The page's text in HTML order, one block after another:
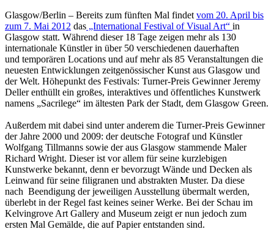
Glasgow/Berlin – Bereits zum fünften Mal findet vom 20. April bis
zum 7. Mai 2012 das „International Festival of Visual Art“ in
Glasgow statt. Während dieser 18 Tage zeigen mehr als 130
internationale Künstler in über 50 verschiedenen dauerhaften
und temporären Locations und auf mehr als 85 Veranstaltungen die
neuesten Entwicklungen zeitgenössischer Kunst aus Glasgow und
der Welt. Höhepunkt des Festivals: Turner-Preis Gewinner Jeremy
Deller enthüllt ein großes, interaktives und öffentliches Kunstwerk
namens „Sacrilege“ im ältesten Park der Stadt, dem Glasgow Green.
Außerdem mit dabei sind unter anderem die Turner-Preis Gewinner
der Jahre 2000 und 2009: der deutsche Fotograf und Künstler
Wolfgang Tillmanns sowie der aus Glasgow stammende Maler
Richard Wright. Dieser ist vor allem für seine kurzlebigen
Kunstwerke bekannt, denn er bevorzugt Wände und Decken als
Leinwand für seine filigranen und abstrakten Muster. Da diese
nach Beendigung der jeweiligen Ausstellung übermalt werden,
überlebt in der Regel fast keines seiner Werke. Bei der Schau im
Kelvingrove Art Gallery and Museum zeigt er nun jedoch zum
ersten Mal Gemälde, die auf Papier entstanden sind.